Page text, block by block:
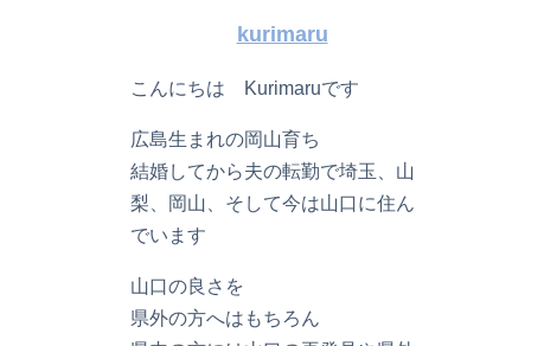
kurimaru
こんにちは Kurimaruです
広島生まれの岡山育ち
結婚してから夫の転勤で埼玉、山
梨、岡山、そして今は山口に住ん
でいます
山口の良さを
県外の方へはもちろん